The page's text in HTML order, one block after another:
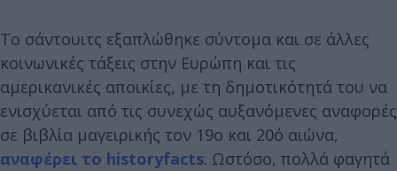
Το σάντουιτς εξαπλώθηκε σύντομα και σε άλλες
κοινωνικές τάξεις στην Ευρώπη και τις
αμερικανικές αποικίες, με τη δημοτικότητά του να
ενισχύεται από τις συνεχώς αυξανόμενες αναφορές
σε βιβλία μαγειρικής τον 19ο και 20ό αιώνα,
αναφέρει το historyfacts. Ωστόσο, πολλά φαγητά